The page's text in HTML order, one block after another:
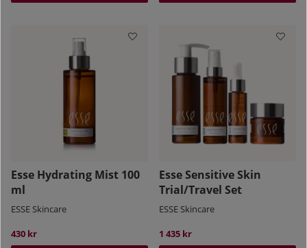
Esse Hydrating Mist 100
ml
ESSE Skincare
430 kr
Esse Sensitive Skin
Trial/Travel Set
ESSE Skincare
1 435 kr